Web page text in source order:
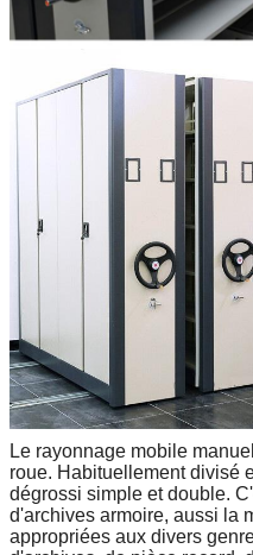
Le rayonnage mobile manuel
roue. Habituellement divisé
dégrossi simple et double.
d'archives armoire, aussi la
appropriées aux divers